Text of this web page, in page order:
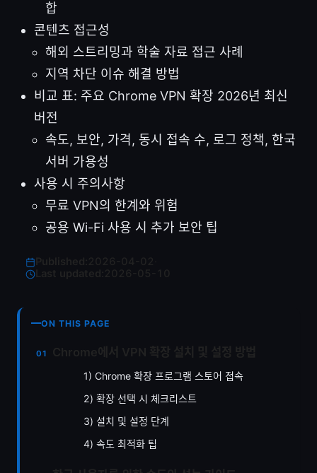
합
콘텐츠 접근성
해외 스트리밍과 학술 자료 접근 사례
지역 차단 이슈 해결 방법
비교 표: 주요 Chrome VPN 확장 2026년 최신
버전
속도, 보안, 가격, 동시 접속 수, 로그 정책, 한국
서버 가용성
사용 시 주의사항
무료 VPN의 한계와 위험
공용 Wi-Fi 사용 시 추가 보안 팁
Last updated:
ON THIS PAGE
1) Chrome 확장 프로그램 스토어 접속
2) 확장 선택 시 체크리스트
3) 설치 및 설정 단계
4) 속도 최적화 팁